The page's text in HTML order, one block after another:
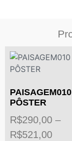
PAISAGEM010
PÔSTER
R$290,00 –
R$521,00